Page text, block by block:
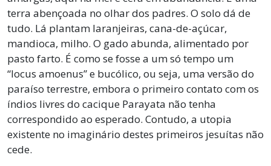
terra abençoada no olhar dos padres. O solo dá de
tudo. Lá plantam laranjeiras, cana-de-açúcar,
mandioca, milho. O gado abunda, alimentado por
pasto farto. É como se fosse a um só tempo um
“locus amoenus” e bucólico, ou seja, uma versão do
paraíso terrestre, embora o primeiro contato com os
índios livres do cacique Parayata não tenha
correspondido ao esperado. Contudo, a utopia
existente no imaginário destes primeiros jesuítas não
cede.